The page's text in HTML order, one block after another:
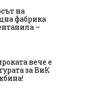
на
фабрика
–
вече е
за ВиК